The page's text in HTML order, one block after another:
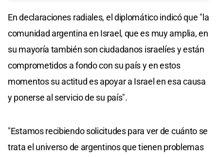
En declaraciones radiales, el diplomático indicó que "la
comunidad argentina en Israel, que es muy amplia, en
su mayoría también son ciudadanos israelíes y están
comprometidos a fondo con su país y en estos
momentos su actitud es apoyar a Israel en esa causa
y ponerse al servicio de su país".
"Estamos recibiendo solicitudes para ver de cuánto se
trata el universo de argentinos que tienen problemas